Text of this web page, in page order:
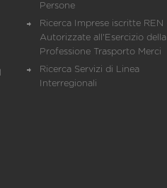
Persone
Ricerca Imprese iscritte REN
Autorizzate all'Esercizio della
Professione Trasporto Merci
Ricerca Servizi di Linea
Interregionali